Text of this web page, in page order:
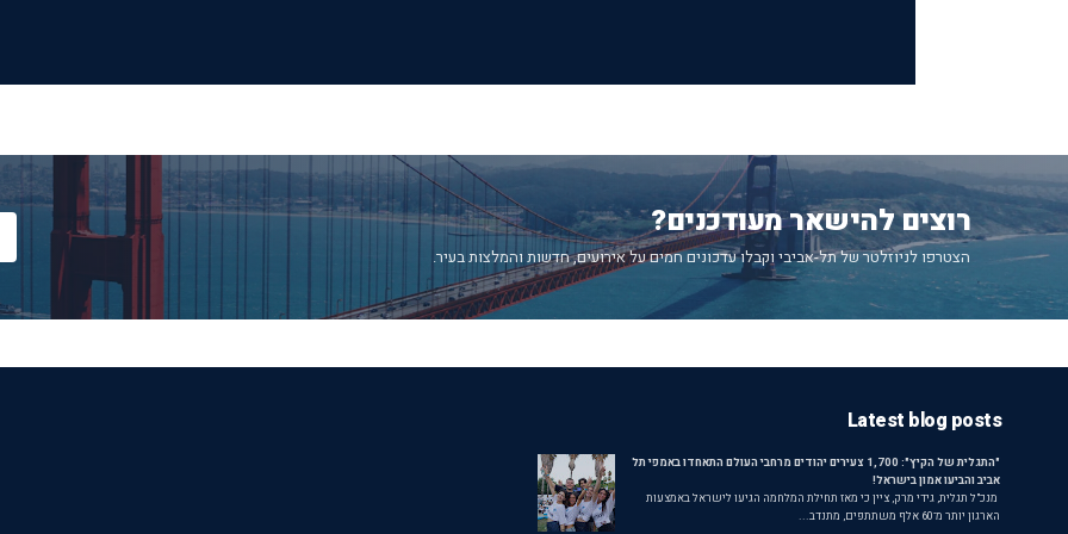
רוצים להישאר מעודכנים?
הצטרפו לניוזלטר של תל-אביבי וקבלו עדכונים חמים על אירועים, חדשות והמלצות בעיר.
Latest blog posts
"התגלית של הקיץ": 1,700 צעירים יהודים מרחבי העולם התאחדו באמפי תל
אביב והביעו אמון בישראל!
מנכ"ל תגלית, גידי מרק, ציין כי מאז תחילת המלחמה הגיעו לישראל באמצעות
הארגון יותר מ־60 אלף משתתפים, מתנדב...